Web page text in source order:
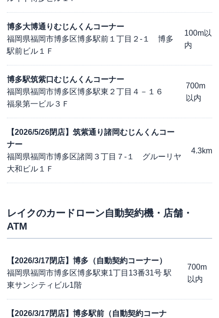
博多大博通りむじんくんコーナー
福岡県福岡市博多区博多駅前１丁目２-１ 博多
駅前ビル１Ｆ
100m以
内
博多駅筑紫口むじんくんコーナー
福岡県福岡市博多区博多駅東２丁目４－１６
福泉第一ビル３Ｆ
700m
以内
【2026/5/26閉店】筑紫通り諸岡むじんくんコー
ナー
福岡県福岡市博多区諸岡３丁目７-１ グルーリヤ
大和ビル１Ｆ
4.3km
レイクのカードローン自動契約機・店舗・
ATM
【2026/3/17閉店】博多（自動契約コーナー）
福岡県福岡市博多区博多駅東1丁目13番31号 駅
東サンシティビル1階
700m
以内
【2026/3/17閉店】博多駅前（自動契約コーナ